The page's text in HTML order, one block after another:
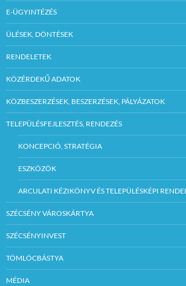
E-ÜGYINTÉZÉS
ÜLÉSEK, DÖNTÉSEK
RENDELETEK
KÖZÉRDEKŰ ADATOK
KÖZBESZERZÉSEK, BESZERZÉSEK, PÁLYÁZATOK
TELEPÜLÉSFEJLESZTÉS, RENDEZÉS
KONCEPCIÓ, STRATÉGIA
ESZKÖZÖK
ARCULATI KÉZIKÖNYV ÉS TELEPÜLÉSKÉPI
SZÉCSÉNY VÁROSKÁRTYA
SZÉCSÉNYINVEST
TÖMLÖCBÁSTYA
MÉDIA